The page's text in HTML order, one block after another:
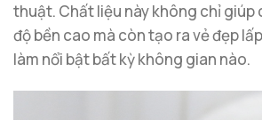
thuật. Chất liệu này không chỉ giúp
độ bền cao mà còn tạo ra vẻ đẹp
làm nổi bật bất kỳ không gian nào.